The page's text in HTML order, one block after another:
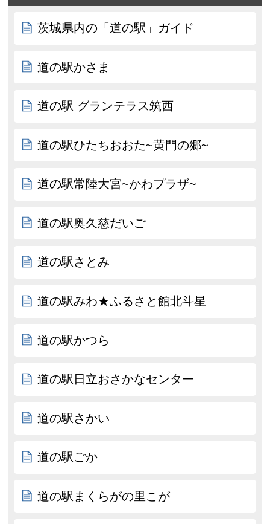
茨城県内の「道の駅」ガイド
道の駅かさま
道の駅 グランテラス筑西
道の駅ひたちおおた~黄門の郷~
道の駅常陸大宮~かわプラザ~
道の駅奥久慈だいご
道の駅さとみ
道の駅みわ★ふるさと館北斗星
道の駅かつら
道の駅日立おさかなセンター
道の駅さかい
道の駅ごか
道の駅まくらがの里こが